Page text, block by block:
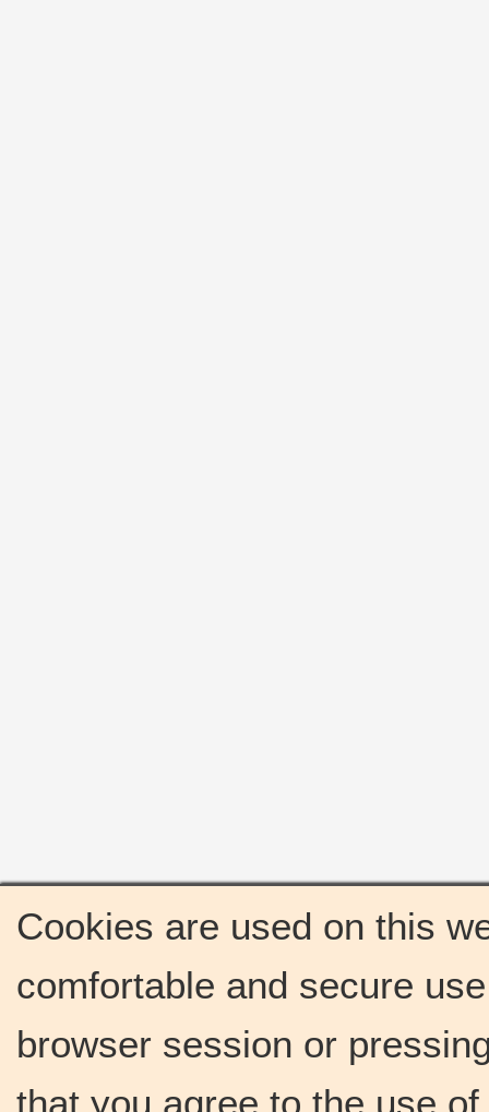
Cookies are used on this
comfortable and secure
browser session or
that you agree to the use